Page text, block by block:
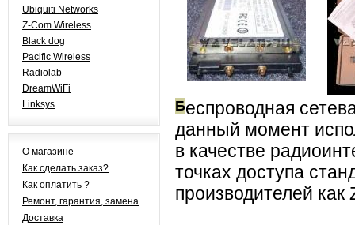
Ubiquiti Networks
Z-Com Wireless
Black dog
Pacific Wireless
Radiolab
DreamWiFi
Linksys
О магазине
Как сделать заказ?
Как оплатить ?
Ремонт, гарантия, замена
Доставка
Беспроводная
данный момент
в качестве
точках доступа
производителей